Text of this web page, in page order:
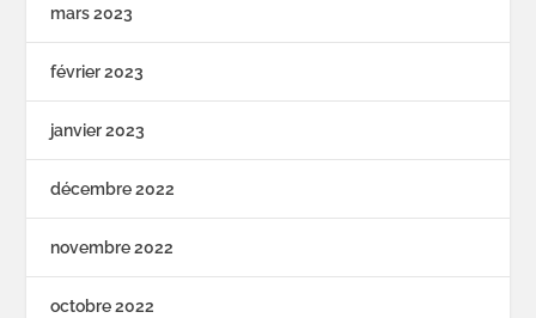
mars 2023
février 2023
janvier 2023
décembre 2022
novembre 2022
octobre 2022